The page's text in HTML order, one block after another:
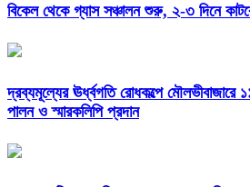
বিকেল থেকে গ্যাস সঞ্চালন শুরু, ২-৩ দিনে
দ্রব্যমূল্যের ঊর্ধ্বগতি রোধকল্পে মৌলভীবাজারে
পালন ও স্মারকলিপি প্রদান